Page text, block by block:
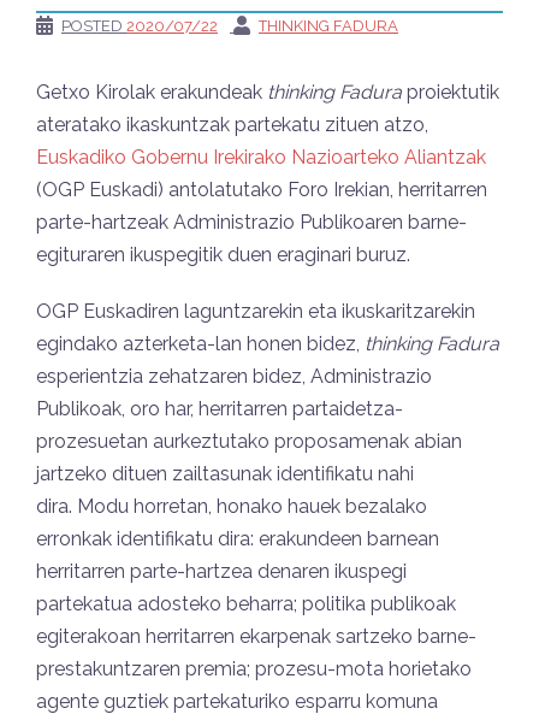
POSTED 2020/07/22 THINKING FADURA
Getxo Kirolak erakundeak thinking Fadura proiektutik
ateratako ikaskuntzak partekatu zituen atzo,
Euskadiko Gobernu Irekirako Nazioarteko Aliantzak
(OGP Euskadi) antolatutako Foro Irekian, herritarren
parte-hartzeak Administrazio Publikoaren barne-
egituraren ikuspegitik duen eraginari buruz.
OGP Euskadiren laguntzarekin eta ikuskaritzarekin
egindako azterketa-lan honen bidez, thinking Fadura
esperientzia zehatzaren bidez, Administrazio
Publikoak, oro har, herritarren partaidetza-
prozesuetan aurkeztutako proposamenak abian
jartzeko dituen zailtasunak identifikatu nahi
dira. Modu horretan, honako hauek bezalako
erronkak identifikatu dira: erakundeen barnean
herritarren parte-hartzea denaren ikuspegi
partekatua adosteko beharra; politika publikoak
egiterakoan herritarren ekarpenak sartzeko barne-
prestakuntzaren premia; prozesu-mota horietako
agente guztiek partekaturiko esparru komuna